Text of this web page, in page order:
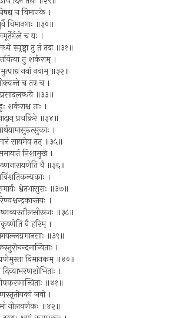
च विमानके ।
विमानगाः ॥३०॥
च यः ।
स्पृष्ट्वा तु तं तदा ॥३१॥
तु शर्कराम् ।
नवां नवाम् ॥३२॥
च तत्र च ।
॥३३॥
शर्कराश्च ताः ।
प्रचक्रिरे ॥३४॥
।
सायमेव तत् ॥३५॥
निशामुखे ।
वै ॥३६॥
।
श्वेतभासुराः ॥३७॥
।
॥३८॥
वै हरिम् ।
॥३९॥
।
प्रणेमुस्ता विमानकम् ॥४०॥
।
॥४१॥
जवी ।
नीलवर्णकः ॥४२॥